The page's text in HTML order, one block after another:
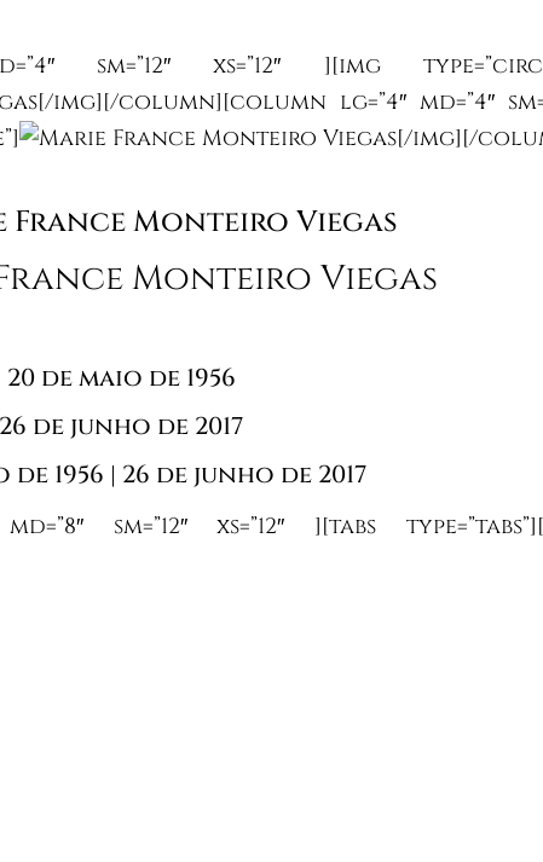
sm=”12″ xs=”12″ ][img
[/img][/column][column lg=”4″ md=”4″
[/img][/
France Monteiro Viegas
Monteiro Viegas
20 de maio de 1956
26 de junho de 2017
de 1956 | 26 de junho de 2017
sm=”12″ xs=”12″ ][tabs